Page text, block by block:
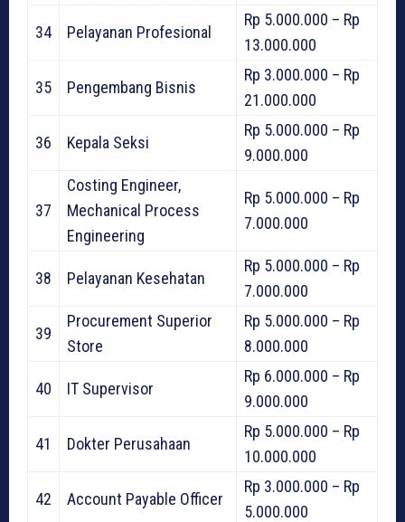
34 Pelayanan Profesional
Rp 5.000.000 – Rp
13.000.000
35 Pengembang Bisnis
Rp 3.000.000 – Rp
21.000.000
36 Kepala Seksi
Rp 5.000.000 – Rp
9.000.000
37
Costing Engineer,
Mechanical Process
Engineering
Rp 5.000.000 – Rp
7.000.000
38 Pelayanan Kesehatan
Rp 5.000.000 – Rp
7.000.000
39
Procurement Superior
Store
Rp 5.000.000 – Rp
8.000.000
40 IT Supervisor
Rp 6.000.000 – Rp
9.000.000
41 Dokter Perusahaan
Rp 5.000.000 – Rp
10.000.000
42 Account Payable Officer
Rp 3.000.000 – Rp
5.000.000